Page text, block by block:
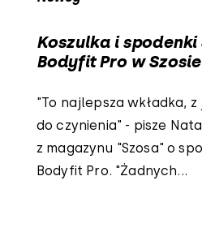
Koszulka i
Bodyfit Pro w Szosie
"To najlepsza wkładka, z
do czynienia" - pisze
z magazynu "Szosa" o
Bodyfit Pro. "Żadnych...